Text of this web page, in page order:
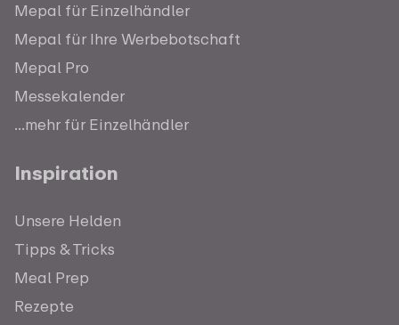
Mepal für Einzelhändler
Mepal für Ihre Werbebotschaft
Mepal Pro
Messekalender
...mehr für Einzelhändler
Inspiration
Unsere Helden
Tipps & Tricks
Meal Prep
Rezepte